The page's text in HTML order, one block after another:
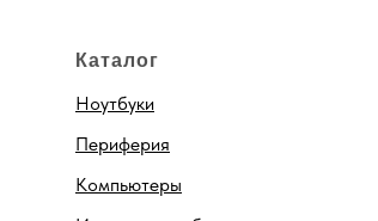
Каталог
Ноутбуки
Периферия
Компьютеры